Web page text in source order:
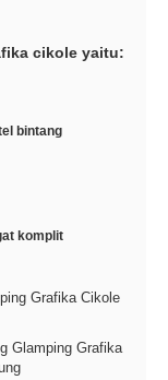
cikole yaitu:
bintang
komplit
Glamping Grafika